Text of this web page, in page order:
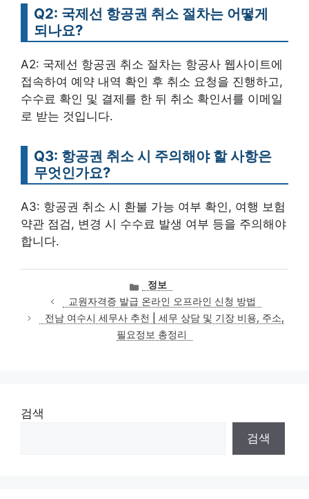
Q2: 국제선 항공권 취소 절차는 어떻게
되나요?
A2: 국제선 항공권 취소 절차는 항공사 웹사이트에
접속하여 예약 내역 확인 후 취소 요청을 진행하고,
수수료 확인 및 결제를 한 뒤 취소 확인서를 이메일
로 받는 것입니다.
Q3: 항공권 취소 시 주의해야 할 사항은
무엇인가요?
A3: 항공권 취소 시 환불 가능 여부 확인, 여행 보험
약관 점검, 변경 시 수수료 발생 여부 등을 주의해야
합니다.
카
테
고
리
정보
교원자격증 발급 온라인 오프라인 신청 방법
전남 여수시 세무사 추천 | 세무 상담 및 기장 비용, 주소,
필요정보 총정리
검색
검색